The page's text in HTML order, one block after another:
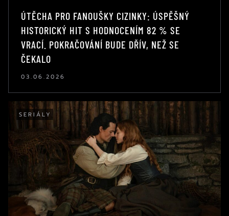
ÚTĚCHA PRO FANOUŠKY CIZINKY: ÚSPĚŠNÝ
HISTORICKÝ HIT S HODNOCENÍM 82 % SE
VRACÍ. POKRAČOVÁNÍ BUDE DŘÍV, NEŽ SE
ČEKALO
03.06.2026
SERIÁLY